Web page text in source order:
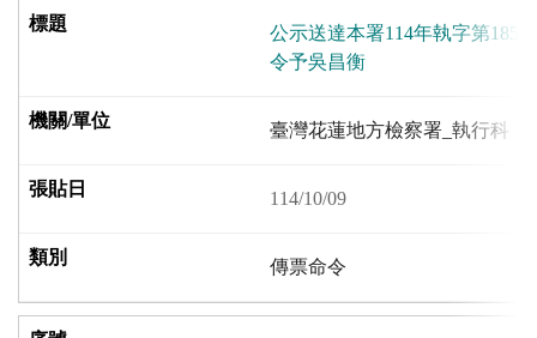
公示送達本署114年執字第
令予吳昌衡
臺灣花蓮地方檢察署_執行科
114/10/09
傳票命令